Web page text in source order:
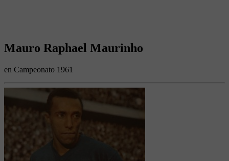
Mauro Raphael Maurinho
en Campeonato 1961